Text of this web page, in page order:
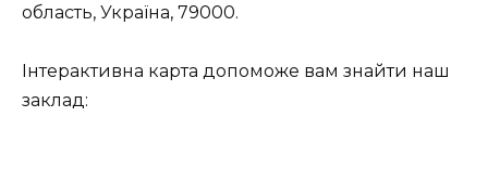
область, Україна, 79000.
Інтерактивна карта допоможе вам знайти наш
заклад: